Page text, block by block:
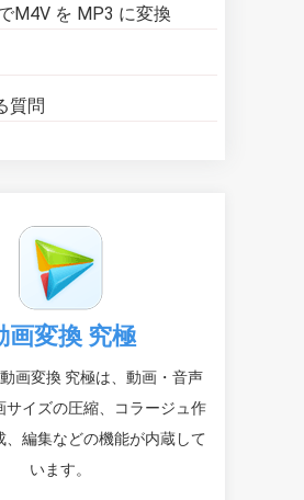
M4V を MP3 に変換
質問
画変換 究極
画変換 究極は、動画・音声
サイズの圧縮、コラージュ作
、編集などの機能が内蔵して
います。